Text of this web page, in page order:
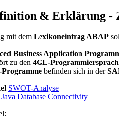
& Erklärung -
mit dem Lexikoneintrag ABAP
Business Application
zu den 4GL-
befinden sich in der
SWOT-Analyse
Java Database Connectivity